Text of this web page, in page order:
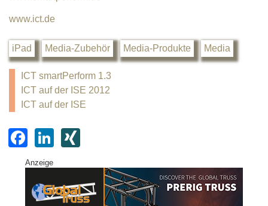
www.ict.de
iPad Media-Zubehör Media-Produkte Media
ICT smartPerform 1.3
ICT auf der ISE 2012
ICT auf der ISE
F
a
c
e
Li
k
e
G
Anzeige